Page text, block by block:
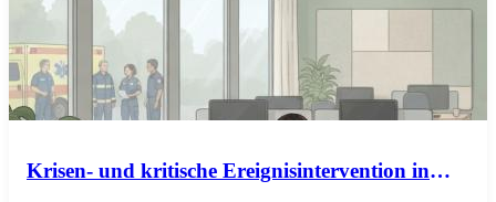
Krisen- und kritische Ereignisintervention in